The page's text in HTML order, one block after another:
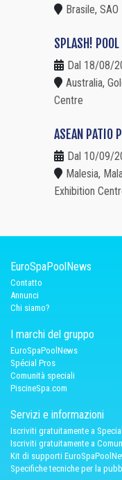
Brasile, SAO
SPLASH!
Dal 18/08/
Australia,
Centre
ASEAN PATIO
Dal 10/09/
Malesia,
Exhibition
EuroSpaPoolNews
Contatto
Annunci
Chi siamo?
I marchi del gruppo
EuroSpaPoolNews
Spécial Pros
Comunità speciali
PiscineSpa.com
Servizi e informazioni
Iscriviti gratuitamente a
Iscriviti gratuitamente a
Kit di supporti
Specifiche tecniche per la